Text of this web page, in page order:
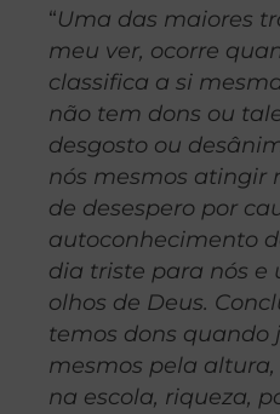
“Uma das maiores
meu ver, ocorre
classifica a si
não tem dons ou
desgosto ou
nós mesmos atingir
de desespero por
autoconhecimento
dia triste para nós e
olhos de Deus.
temos dons quando
mesmos pela
na escola, riqueza,